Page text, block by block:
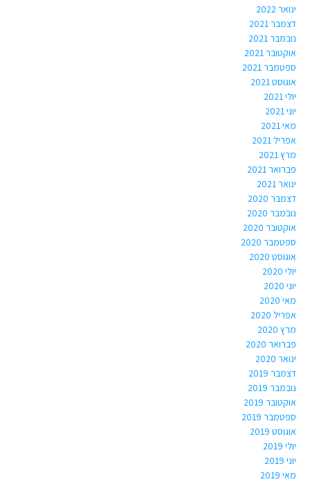
ינואר 2022
דצמבר 2021
נובמבר 2021
אוקטובר 2021
ספטמבר 2021
אוגוסט 2021
יולי 2021
יוני 2021
מאי 2021
אפריל 2021
מרץ 2021
פברואר 2021
ינואר 2021
דצמבר 2020
נובמבר 2020
אוקטובר 2020
ספטמבר 2020
אוגוסט 2020
יולי 2020
יוני 2020
מאי 2020
אפריל 2020
מרץ 2020
פברואר 2020
ינואר 2020
דצמבר 2019
נובמבר 2019
אוקטובר 2019
ספטמבר 2019
אוגוסט 2019
יולי 2019
יוני 2019
מאי 2019